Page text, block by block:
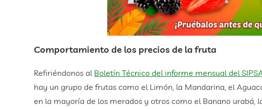
Comportamiento de los precios de la fruta
Refiriéndonos al Boletín Técnico del informe mensual del
hay un grupo de frutas como el Limón, la Mandarina, el
en la mayoría de los merados y otros como el Banano urabá,